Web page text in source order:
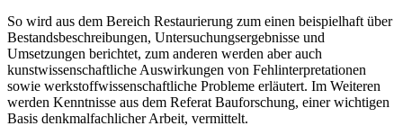
So wird aus dem Bereich Restaurierung zum einen beispielhaft über
Bestandsbeschreibungen, Untersuchungsergebnisse und
Umsetzungen berichtet, zum anderen werden aber auch
kunstwissenschaftliche Auswirkungen von Fehlinterpretationen
sowie werkstoffwissenschaftliche Probleme erläutert. Im Weiteren
werden Kenntnisse aus dem Referat Bauforschung, einer wichtigen
Basis denkmalfachlicher Arbeit, vermittelt.